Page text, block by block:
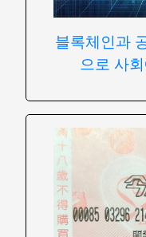
블록체인과
으로 사